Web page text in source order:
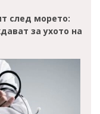
след морето:
за ухото на